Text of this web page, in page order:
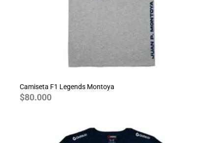
Camiseta F1 Legends Montoya
$80.000